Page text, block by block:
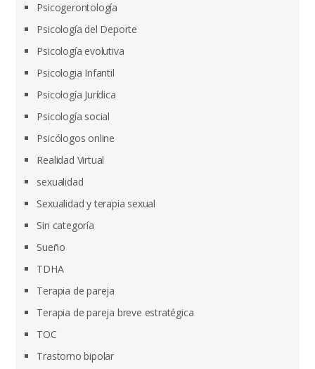
Psicogerontología
Psicología del Deporte
Psicología evolutiva
Psicologia Infantil
Psicología Jurídica
Psicología social
Psicólogos online
Realidad Virtual
sexualidad
Sexualidad y terapia sexual
Sin categoría
Sueño
TDHA
Terapia de pareja
Terapia de pareja breve estratégica
TOC
Trastorno bipolar